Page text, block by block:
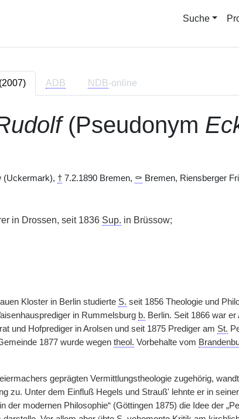
Suche
ADB NDB-online
(Pseudonym
(Uckermark), †7.2.1890 Bremen, ⚰ Bremen, Riensberger
in Drossen, seit 1836 Sup. in Brüssow;
Kloster in Berlin studierte S. seit 1856 Theologie und
in Rummelsburg b. Berlin. Seit 1866 war
und Hofprediger in Arolsen und seit 1875 Prediger am St.
1877 wurde wegen theol. Vorbehalte vom
geprägten Vermittlungstheologie zugehörig,
zu. Unter dem Einfluß Hegels und Strauß' lehnte er in seiner
modernen Philosophie“ (Göttingen 1875) die Idee der